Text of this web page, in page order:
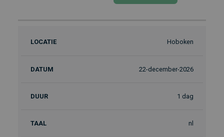
Hoboken
22-december-2026
1 dag
nl